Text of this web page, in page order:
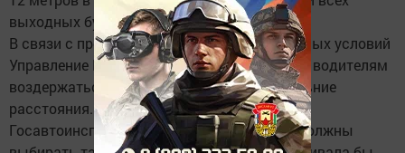
выходных будет идти снег.
В связи с предстоящим ухудшением погодных условий
Управление ГИБДД МВД по РТ рекомендует водителям
воздержаться от поездок, особенно на дальние
расстояния.
Госавтоинспекция напоминает: водители должны